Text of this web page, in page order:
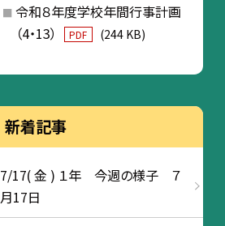
令和８年度学校年間行事計画
（4・13）
PDF (244 KB)
新着記事
7/17( 金 ) １年 今週の様子 ７
月17日